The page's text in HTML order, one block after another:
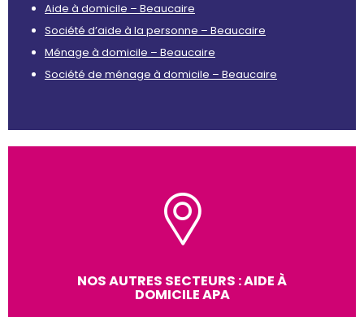
Aide à domicile – Beaucaire
Société d’aide à la personne – Beaucaire
Ménage à domicile – Beaucaire
Société de ménage à domicile – Beaucaire
NOS AUTRES SECTEURS : AIDE À
DOMICILE APA